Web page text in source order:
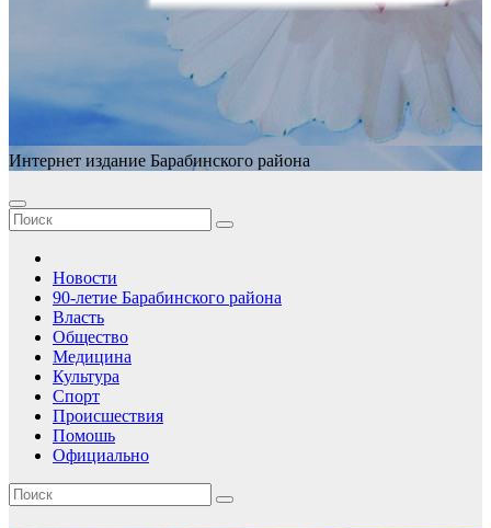
Интернет издание Барабинского района
Новости
90-летие Барабинского района
Власть
Общество
Медицина
Культура
Спорт
Происшествия
Помошь
Официально